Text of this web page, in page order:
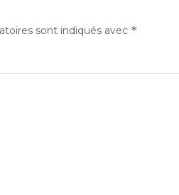
sont indiqués avec *